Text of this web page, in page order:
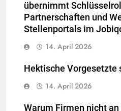
übernimmt
Partnerschaften und
Stellenportals im
14. April 2026
Hektische Vorgesetzte
14. April 2026
Warum Firmen nicht